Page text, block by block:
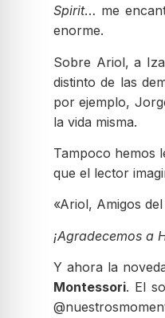
Spirit… me
enorme.
Sobre Ariol, a
distinto de las
por ejemplo,
la vida misma.
Tampoco hemos
que el lector
«Ariol, Amigos
¡Agradecemos a
Y ahora la
Montessori. El